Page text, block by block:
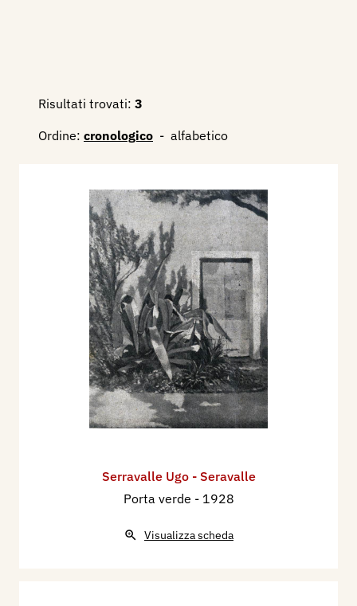
Risultati trovati: 3
Ordine: cronologico - alfabetico
Serravalle Ugo - Seravalle
Porta verde - 1928
Visualizza scheda